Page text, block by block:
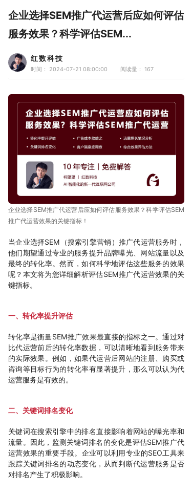
企业选择SEM推广代运营后应如何评估
服务效果？科学评估SEM...
红数科技
时间： 2024-07-21 08:00:00 阅读量： 167
企业选择SEM推广代运营后应如何评估服务效果？科学评估SEM
推广代运营效果的关键指标！
当企业选择SEM（搜索引擎营销）推广代运营服务时，
他们期望通过专业的服务提升品牌曝光、网站流量以及
最终的转化率。然而，如何科学地评估这些服务的效果
呢？本文将为您详细解析评估SEM推广代运营效果的关
键指标。
一、转化率提升评估
转化率是衡量SEM推广效果最直接的指标之一。通过对
比代运营前后的转化率数据，可以清晰地看到服务带来
的实际效果。例如，如果代运营后网站的注册、购买或
咨询等目标行为的转化率有显著提升，那么可以认为代
运营服务是有效的。
二、关键词排名变化
关键词在搜索引擎中的排名直接影响着网站的曝光率和
流量。因此，监测关键词排名的变化是评估SEM推广代
运营效果的重要手段。企业可以利用专业的SEO工具来
跟踪关键词排名的动态变化，从而判断代运营服务是否
对排名产生了积极影响。